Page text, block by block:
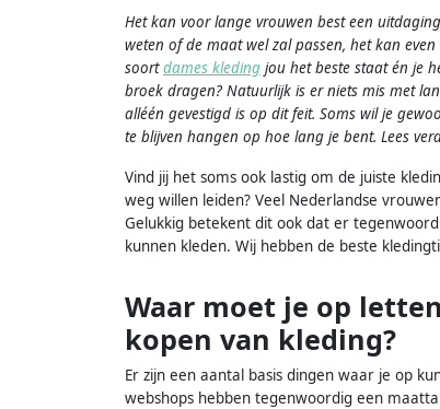
Het kan voor lange vrouwen best een
weten of de maat wel zal passen, het kan
soortdames kleding jou het beste staat én je
broek dragen? Natuurlijk is er niets mis met
alléén gevestigd is op dit feit. Soms wil je
te blijven hangen op hoe lang je bent. Lees
Vind jij het soms ook lastig om de juiste
weg willen leiden? Veel Nederlandse
Gelukkig betekent dit ook dat er
kunnen kleden. Wij hebben de beste
Waar moet je op
kopen van kleding?
Er zijn een aantal basis dingen waar je op
webshops hebben tegenwoordig een